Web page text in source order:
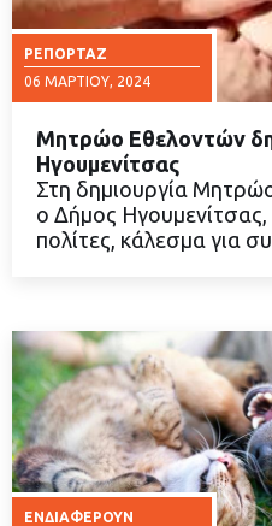
ΡΕΠΟΡΤΆΖ
06 ΜΑΡΤΊΟΥ, 2024
ΔΙΑΒΑΣΤΕ
Μητρώο Εθελοντών
Ηγουμενίτσας
Στη δημιουργία
ο Δήμος
πολίτες, κάλεσμα για
ΕΝΔΙΑΦΈΡΟΥΝ